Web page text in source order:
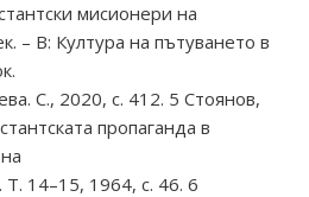
мисионери на
– В: Култура на пътуването в
С., 2020, с. 412. 5 Стоянов,
пропаганда в
Т. 14–15, 1964, с. 46. 6